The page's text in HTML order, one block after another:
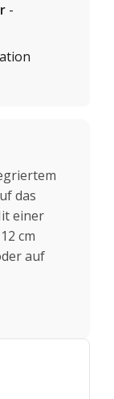
-
das
einer
cm
auf